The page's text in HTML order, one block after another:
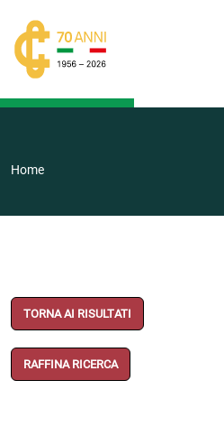
Home
TORNA AI RISULTATI
RAFFINA RICERCA